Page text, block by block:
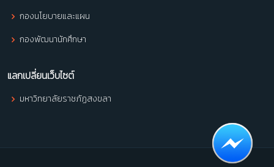
กองนโยบายและแผน
กองพัฒนานักศึกษา
แลกเปลี่ยนเว็บไซต์
มหาวิทยาลัยราชภัฏสงขลา